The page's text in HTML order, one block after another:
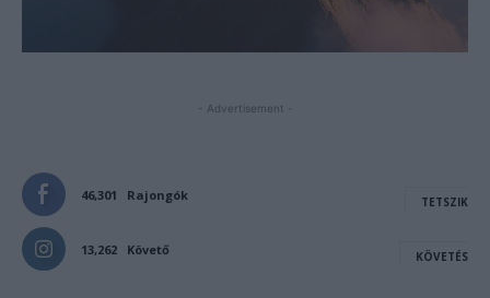
- Advertisement -
46,301 Rajongók TETSZIK
13,262 Követő KÖVETÉS